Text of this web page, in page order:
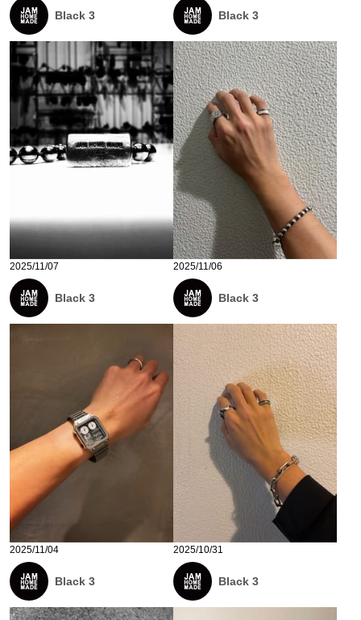
Black 3 Black 3
2025/11/07
Black 3
2025/11/06
Black 3
2025/11/04
Black 3
2025/10/31
Black 3